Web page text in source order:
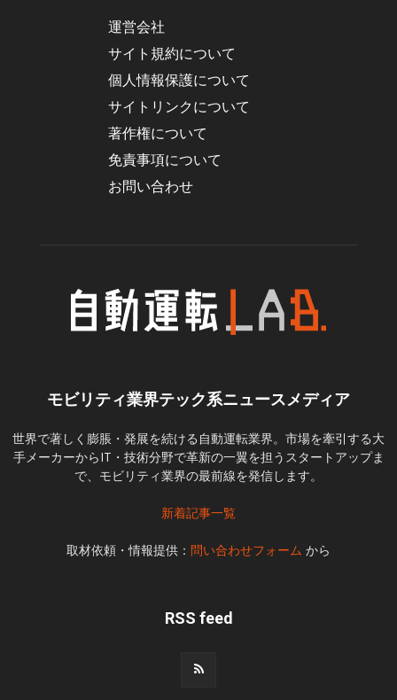
運営会社
サイト規約について
個人情報保護について
サイトリンクについて
著作権について
免責事項について
お問い合わせ
モビリティ業界テック系ニュースメディア
世界で著しく膨脹・発展を続ける自動運転業界。市場を牽引する大
手メーカーからIT・技術分野で革新の一翼を担うスタートアップま
で、モビリティ業界の最前線を発信します。
新着記事一覧
取材依頼・情報提供： 問い合わせフォーム から
RSS feed